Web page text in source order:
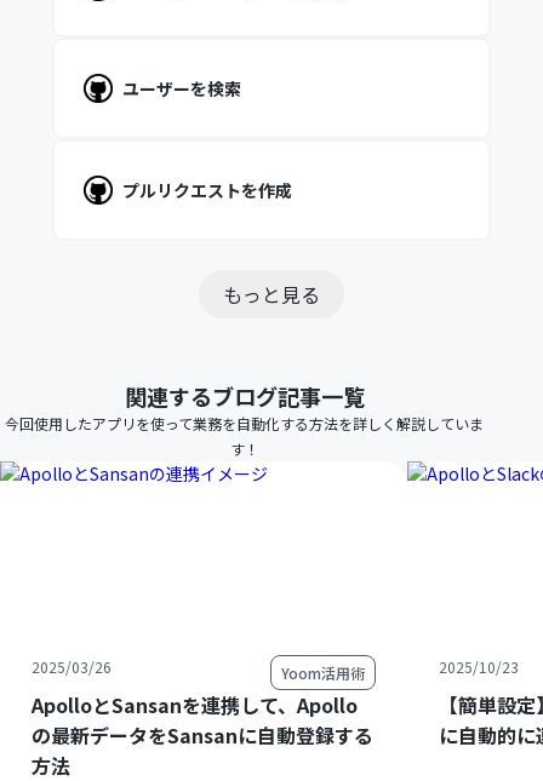
ユーザーを検索
プルリクエストを作成
もっと見る
関連するブログ記事一覧
今回使用したアプリを使って業務を自動化する方法を詳しく解説していま
す！
2025/03/26 Yoom活用術
ApolloとSansanを連携して、Apollo
の最新データをSansanに自動登録する
方法
2025/10/23
【簡単設
に自動的